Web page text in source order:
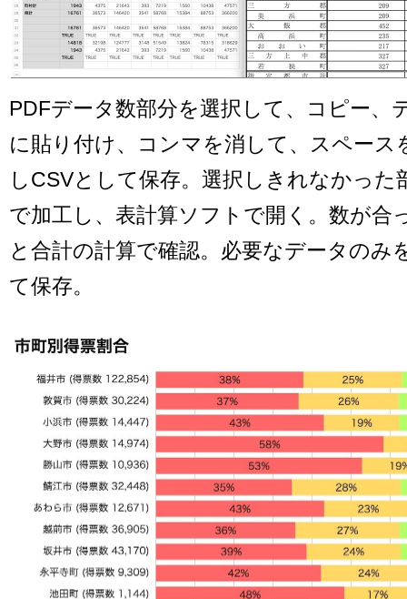
PDFデータ数部分を選択して、コピー、
に貼り付け、コンマを消して、スペース
しCSVとして保存。選択しきれなかった
で加工し、表計算ソフトで開く。数が合
と合計の計算で確認。必要なデータのみ
て保存。